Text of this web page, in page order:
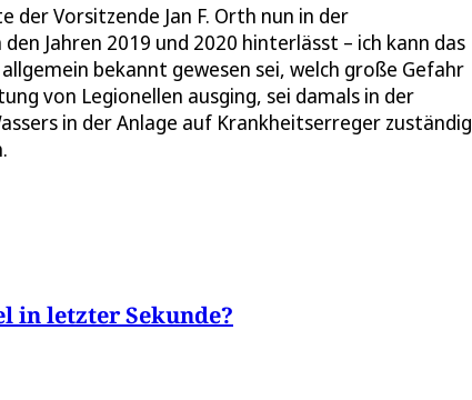
Vorsitzende Jan F. Orth nun in der
Jahren 2019 und 2020 hinterlässt – ich kann das
bekannt gewesen sei, welch große Gefahr
von Legionellen ausging, sei damals in der
in der Anlage auf Krankheitserreger zuständig
in letzter Sekunde?